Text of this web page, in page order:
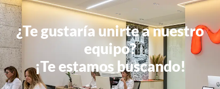
¿Te gustaría unirte a nuestro
equipo?
¡Te estamos buscando!